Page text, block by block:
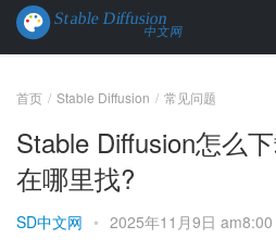
首页 Stable Diffusion 常见问题
Stable Diffusion怎么
在哪里找?
SD中文网 • 2025年11月9日 am8:00